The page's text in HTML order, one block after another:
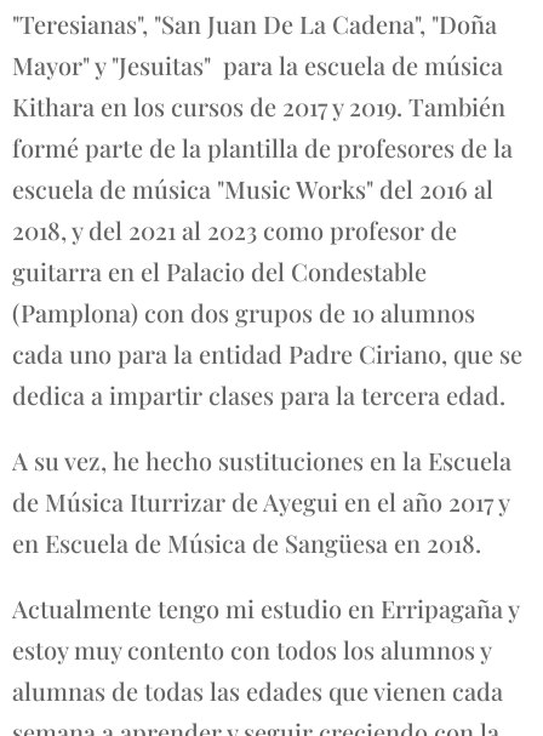
"Teresianas", "San Juan De La Cadena", "Doña
Mayor" y "Jesuitas" para la escuela de música
Kithara en los cursos de 2017 y 2019. También
formé parte de la plantilla de profesores de la
escuela de música "Music Works" del 2016 al
2018, y del 2021 al 2023 como profesor de
guitarra en el Palacio del Condestable
(Pamplona) con dos grupos de 10 alumnos
cada uno para la entidad Padre Ciriano, que se
dedica a impartir clases para la tercera edad.
A su vez, he hecho sustituciones en la Escuela
de Música Iturrizar de Ayegui en el año 2017 y
en Escuela de Música de Sangüesa en 2018.
Actualmente tengo mi estudio en Erripagaña y
estoy muy contento con todos los alumnos y
alumnas de todas las edades que vienen cada